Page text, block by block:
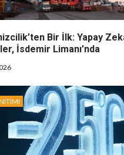
Bir İlk: Yapay
İsdemir Limanı’nda